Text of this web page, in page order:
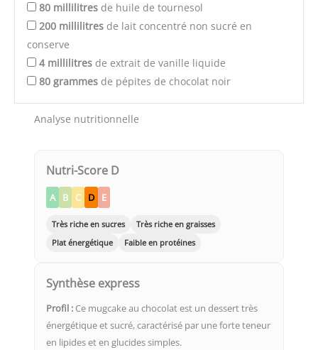
80 millilitres de huile de tournesol
200 millilitres de lait concentré non sucré en
conserve
4 millilitres de extrait de vanille liquide
80 grammes de pépites de chocolat noir
Analyse nutritionnelle
Nutri-Score D
A B C D E
Très riche en sucres
Très riche en graisses
Plat énergétique
Faible en protéines
Synthèse express
Profil : Ce mugcake au chocolat est un dessert très
énergétique et sucré, caractérisé par une forte teneur
en lipides et en glucides simples.